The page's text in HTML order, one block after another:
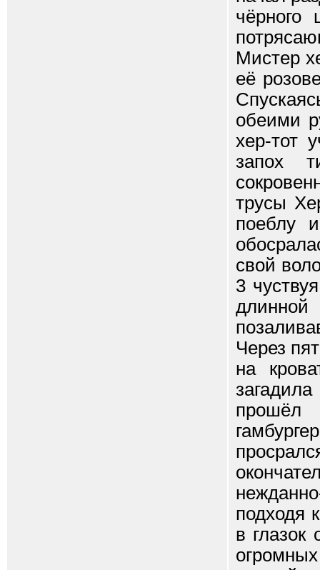
чёрного
Мистер
её
обеими
хер-тот
запох
трусы
поеблу
свой
3
Через
на
подходя
в глазок